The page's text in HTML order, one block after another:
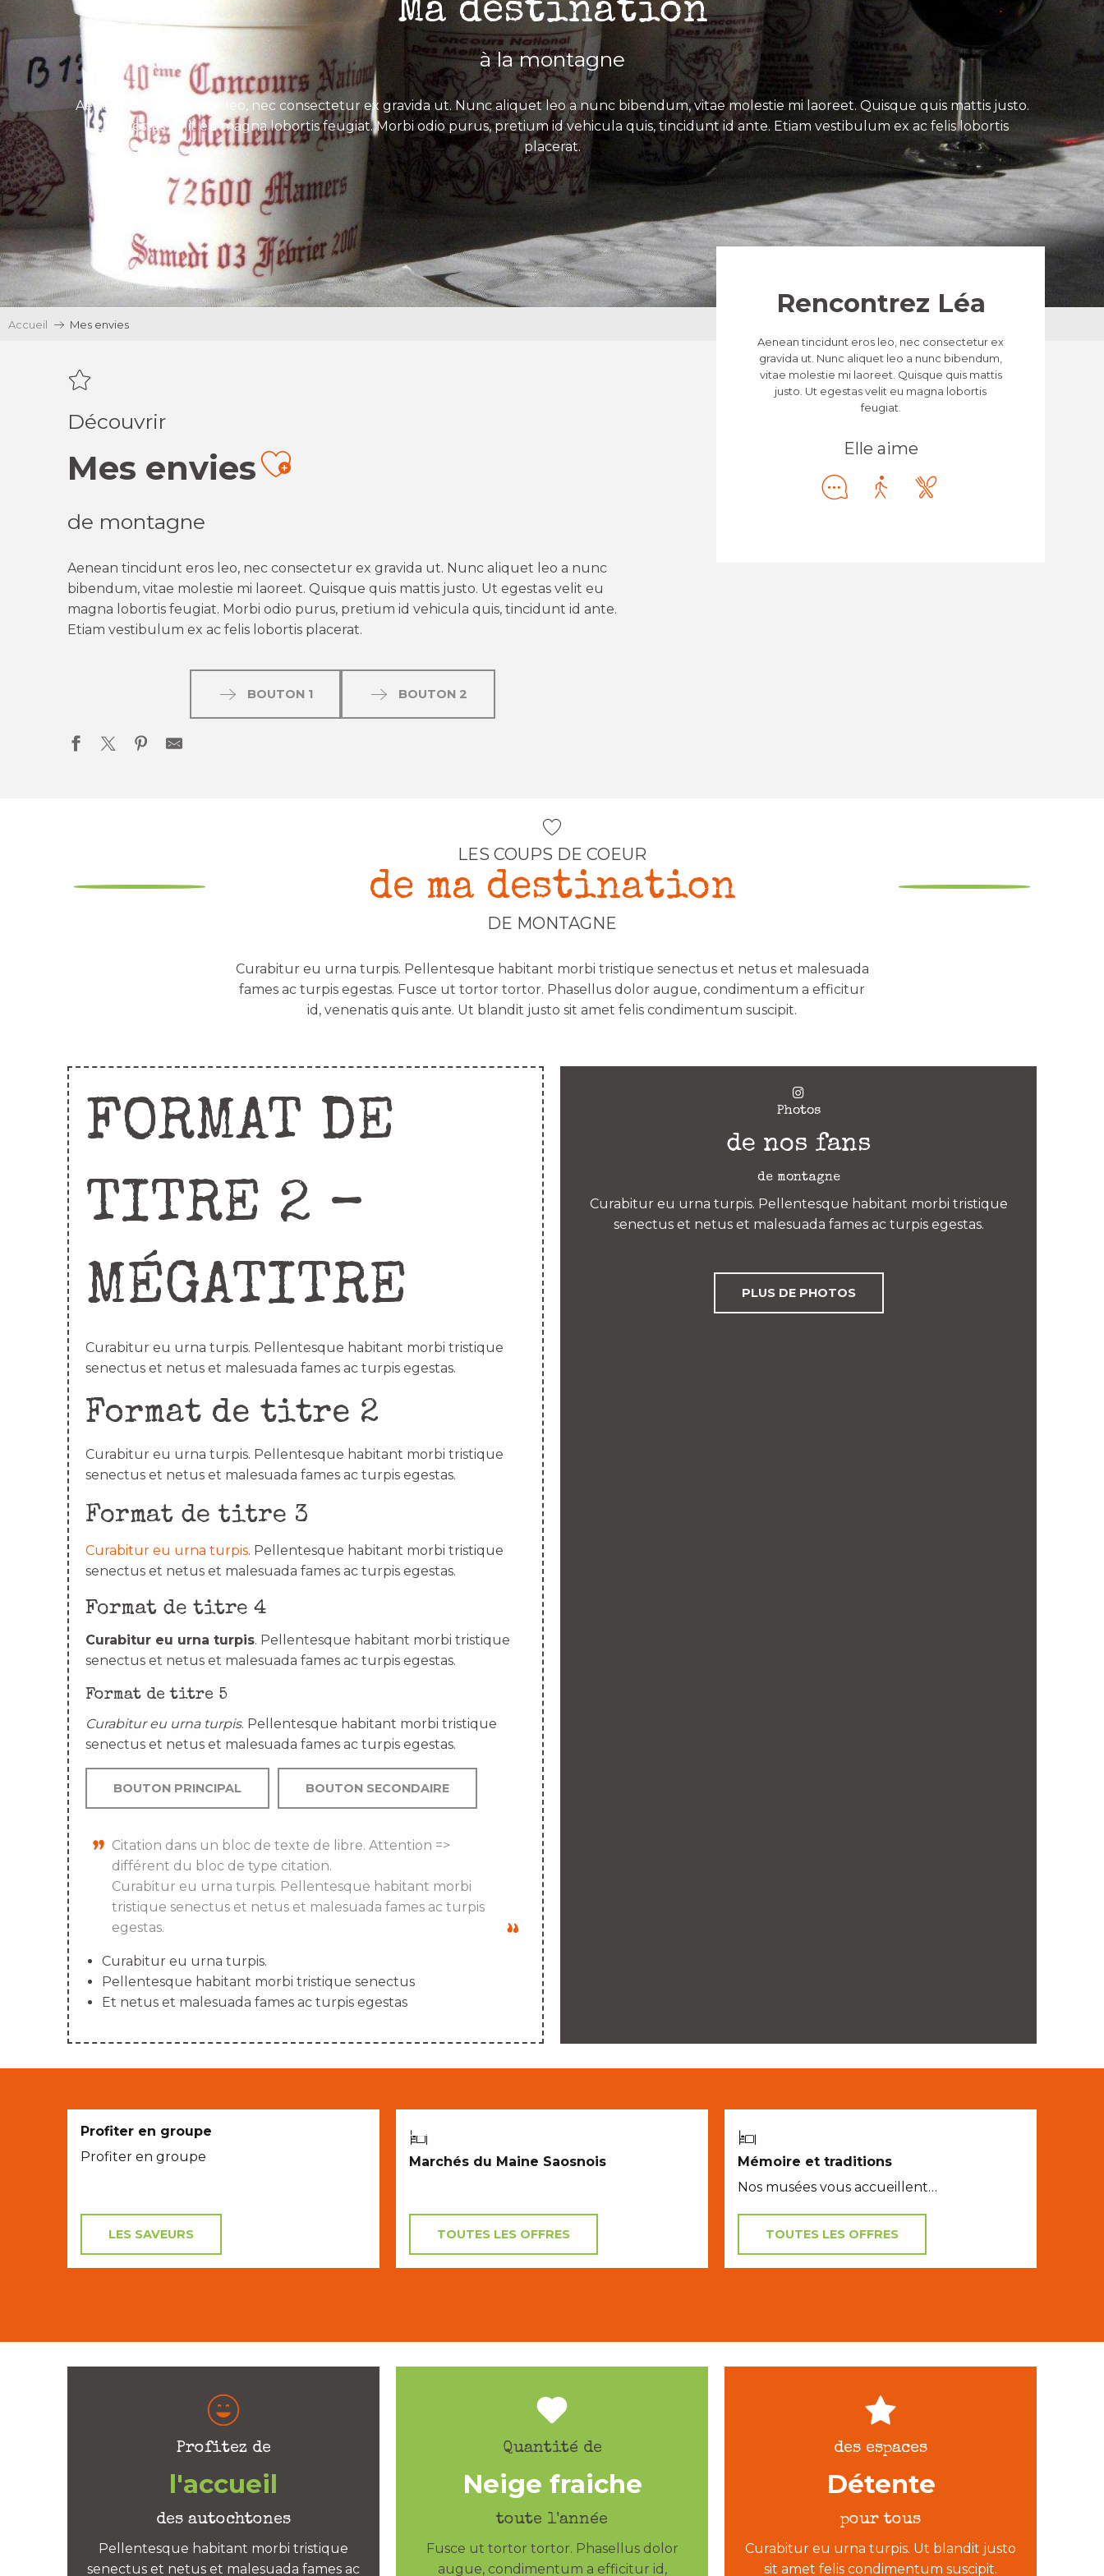
Ma destination
à la montagne
Aenean tincidunt eros leo, nec consectetur ex gravida ut. Nunc aliquet leo a nunc bibendum, vitae molestie mi laoreet. Quisque quis mattis justo.
Ut egestas velit eu magna lobortis feugiat. Morbi odio purus, pretium id vehicula quis, tincidunt id ante. Etiam vestibulum ex ac felis lobortis
placerat.
Accueil Mes envies
Découvrir
Mes enviesAjouter aux favoris
de montagne
Aenean tincidunt eros leo, nec consectetur ex gravida ut. Nunc aliquet leo a nunc
bibendum, vitae molestie mi laoreet. Quisque quis mattis justo. Ut egestas velit eu
magna lobortis feugiat. Morbi odio purus, pretium id vehicula quis, tincidunt id ante.
Etiam vestibulum ex ac felis lobortis placerat.
BOUTON 1 BOUTON 2
Rencontrez Léa
Aenean tincidunt eros leo, nec consectetur ex
gravida ut. Nunc aliquet leo a nunc bibendum,
vitae molestie mi laoreet. Quisque quis mattis
justo. Ut egestas velit eu magna lobortis
feugiat.
Elle aime
LES COUPS DE COEUR
de ma destination
DE MONTAGNE
Curabitur eu urna turpis. Pellentesque habitant morbi tristique senectus et netus et malesuada
fames ac turpis egestas. Fusce ut tortor tortor. Phasellus dolor augue, condimentum a efficitur
id, venenatis quis ante. Ut blandit justo sit amet felis condimentum suscipit.
FORMAT DE
TITRE 2 –
MÉGATITRE
Curabitur eu urna turpis. Pellentesque habitant morbi tristique
senectus et netus et malesuada fames ac turpis egestas.
Format de titre 2
Curabitur eu urna turpis. Pellentesque habitant morbi tristique
senectus et netus et malesuada fames ac turpis egestas.
Format de titre 3
Curabitur eu urna turpis. Pellentesque habitant morbi tristique
senectus et netus et malesuada fames ac turpis egestas.
Format de titre 4
Curabitur eu urna turpis. Pellentesque habitant morbi tristique
senectus et netus et malesuada fames ac turpis egestas.
Format de titre 5
Curabitur eu urna turpis. Pellentesque habitant morbi tristique
senectus et netus et malesuada fames ac turpis egestas.
BOUTON PRINCIPAL BOUTON SECONDAIRE
Citation dans un bloc de texte de libre. Attention =>
différent du bloc de type citation.
Curabitur eu urna turpis. Pellentesque habitant morbi
tristique senectus et netus et malesuada fames ac turpis
egestas.
Curabitur eu urna turpis.
Pellentesque habitant morbi tristique senectus
Et netus et malesuada fames ac turpis egestas
Photos
de nos fans
de montagne
Curabitur eu urna turpis. Pellentesque habitant morbi tristique
senectus et netus et malesuada fames ac turpis egestas.
PLUS DE PHOTOS
Profiter en groupe
Profiter en groupe
LES SAVEURS
Marchés du Maine Saosnois
TOUTES LES OFFRES
Mémoire et traditions
Nos musées vous accueillent…
TOUTES LES OFFRES
Profitez de
l'accueil
des autochtones
Pellentesque habitant morbi tristique
senectus et netus et malesuada fames ac
Quantité de
Neige fraiche
toute l'année
Fusce ut tortor tortor. Phasellus dolor
augue, condimentum a efficitur id,
des espaces
Détente
pour tous
Curabitur eu urna turpis. Ut blandit justo
sit amet felis condimentum suscipit.